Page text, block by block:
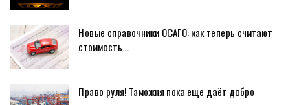
Новые справочники ОСАГО: как теперь считают
стоимость…
Право руля! Таможня пока еще даёт добро